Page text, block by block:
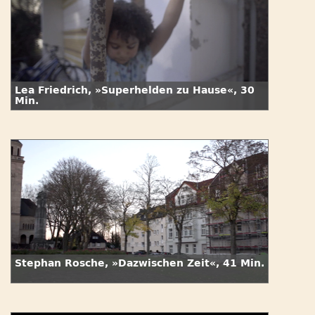
Lea Friedrich, »Superhelden zu Hause«, 30
Min.
Stephan Rosche, »Dazwischen Zeit«, 41 Min.